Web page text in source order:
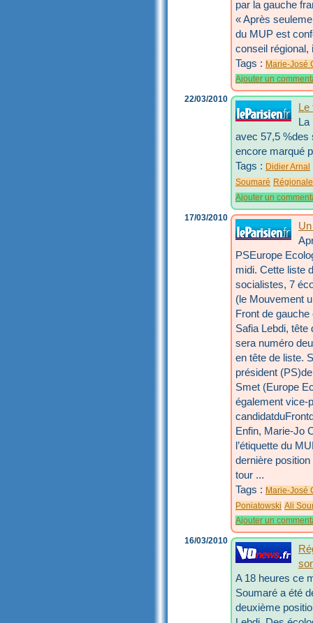
par la gauche
« Après
du MUP est
conseil régional,
Tags : Marie-José
Ajouter un
22/03/2010
avec 57,5 %des
encore marqué
Tags : Didier Arnal
Soumaré
Ajouter un
17/03/2010
PSEurope
midi. Cette liste
socialistes, 7
(le Mouvement
Front de
Safia Lebdi, tête
sera numéro
en tête de liste.
président
Smet (Europe
également vice-
Enfin, Marie-Jo
l’étiquette du
dernière
tour ...
Tags : Marie-José
Poniatowski Ali
Ajouter un
16/03/2010
A 18 heures ce
Soumaré a été
deuxième